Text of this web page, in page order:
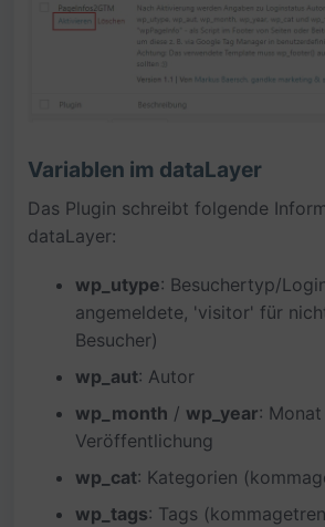
Variablen im dataLayer
Das Plugin schreibt folgende
dataLayer:
wp_utype: Besuchertyp/
angemeldete, 'visitor' für
Besucher)
wp_aut: Autor
wp_month / wp_year:
Veröffentlichung
wp_cat: Kategorien
wp_tags: Tags